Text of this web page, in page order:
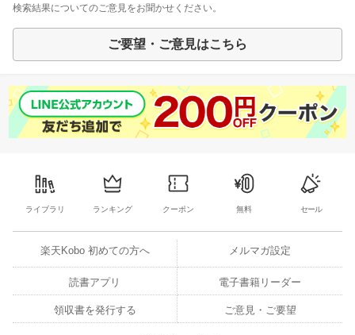
検索結果についてのご意見をお聞かせください。
ご要望・ご意見はこちら
ライブラリ ランキング クーポン 無料 セール
楽天Kobo 初めての方へ メルマガ設定
読書アプリ 電子書籍リーダー
領収書を発行する ご意見・ご要望